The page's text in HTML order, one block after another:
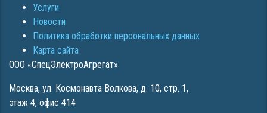
Услуги
Новости
Политика обработки персональных данных
Карта сайта
ООО «СпецЭлектроАгрегат»
Москва, ул. Космонавта Волкова, д. 10, стр. 1,
этаж 4, офис 414